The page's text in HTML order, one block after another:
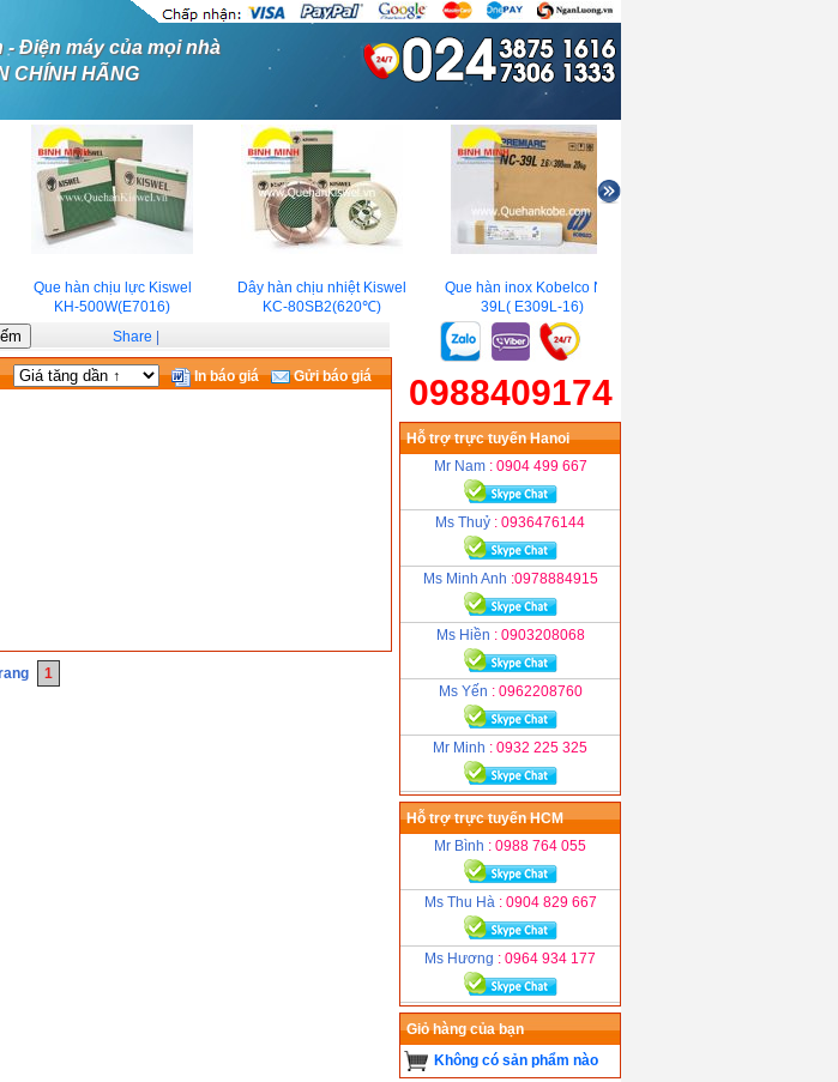
- Điện máy của mọi nhà
CHÍNH HÃNG
Que hàn chịu lực Kiswel
KH-500W(E7016)
Dây hàn chịu nhiệt Kiswel
KC-80SB2(620℃)
Que hàn inox Kobelco NC-
39L( E309L-16)
Share
In báo giá
Gửi báo giá
1
0988409174
Hỗ trợ trực tuyến Hanoi
Mr Nam : 0904 499 667
Ms Thuỷ : 0936476144
Ms Minh Anh :0978884915
Ms Hiền : 0903208068
Ms Yến : 0962208760
Mr Minh : 0932 225 325
Hỗ trợ trực tuyến HCM
Mr Bình : 0988 764 055
Ms Thu Hà : 0904 829 667
Ms Hương : 0964 934 177
Giỏ hàng của bạn
Không có sản phẩm nào